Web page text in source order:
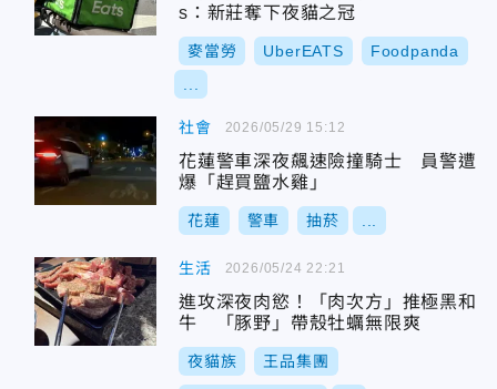
s：新莊奪下夜貓之冠
麥當勞 UberEATS Foodpanda
社會
花蓮警車深夜飆速險撞騎士 員警遭
爆「趕買鹽水雞」
花蓮 警車 抽菸
2026/05/29 15:12
生活
進攻深夜肉慾！「肉次方」推極黑和
牛 「豚野」帶殼牡蠣無限爽
夜貓族 王品集團
2026/05/24 22:21